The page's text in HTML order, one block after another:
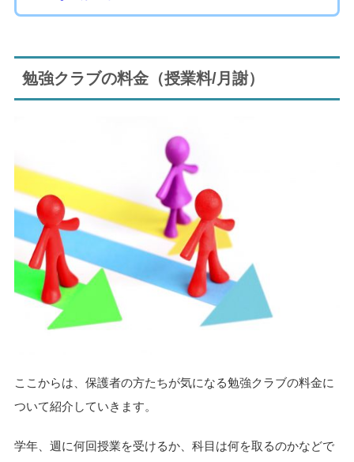
勉強クラブの料金（授業料/月謝）
ここからは、保護者の方たちが気になる勉強クラブの料金に
ついて紹介していきます。
学年、週に何回授業を受けるか、科目は何を取るのかなどで